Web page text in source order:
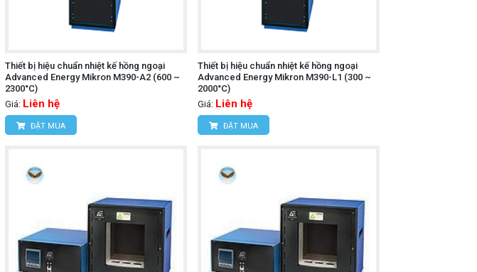
Thiết bị hiệu chuẩn nhiệt kế hồng ngoại
Advanced Energy Mikron M390-A2 (600 ~
2300°C)
Giá: Liên hệ
ĐẶT MUA
Thiết bị hiệu chuẩn nhiệt kế hồng ngoại
Advanced Energy Mikron M390-L1 (300 ~
2000°C)
Giá: Liên hệ
ĐẶT MUA